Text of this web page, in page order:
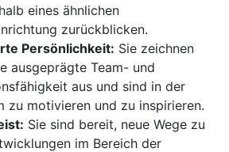
eines ähnlichen
zurückblicken.
Persönlichkeit: Sie zeichnen
ausgeprägte Team- und
aus und sind in der
zu motivieren und zu inspirieren.
Sie sind bereit, neue Wege zu
im Bereich der